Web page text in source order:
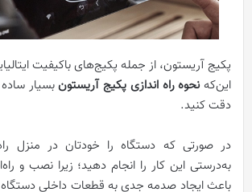
پکیج آریستون، از جمله پکیج‌های باکیفیت
این‌کهنحوه راه اندازی پکیج آریستونبسیار
دقت کنید.
در صورتی که دستگاه را خودتان در منزل
به‌درستی این کار را انجام دهید؛ زیرا نصب و
باعث ایجاد صدمه جدی به قطعات داخلی